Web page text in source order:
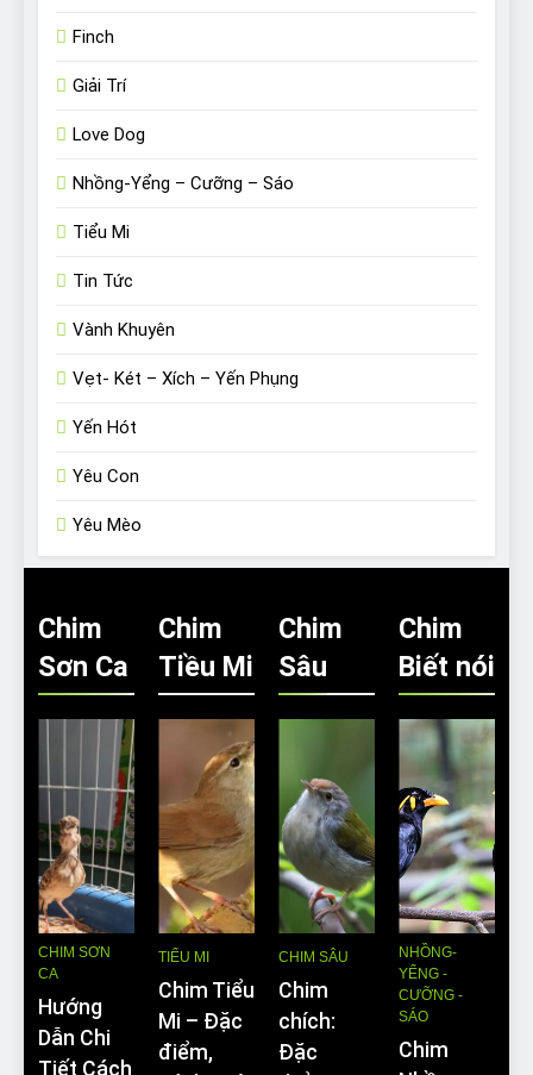
Finch
Giải Trí
Love Dog
Nhồng-Yểng – Cưỡng – Sáo
Tiểu Mi
Tin Tức
Vành Khuyên
Vẹt- Két – Xích – Yến Phụng
Yến Hót
Yêu Con
Yêu Mèo
Chim
Sơn Ca
CHIM SƠN
CA
Hướng
Dẫn Chi
Tiết Cách
Chim
Tiều Mi
TIỂU MI
Chim Tiểu
Mi – Đặc
điểm,
Chim
Sâu
CHIM SÂU
Chim
chích:
Đặc
Chim
Biết nói
NHỒNG-
YỂNG -
CƯỠNG -
SÁO
Chim